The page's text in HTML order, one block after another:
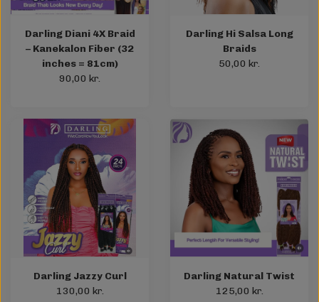
Darling Diani 4X Braid
– Kanekalon Fiber (32
inches = 81cm)
90,00 kr.
Darling Hi Salsa Long
Braids
50,00 kr.
Darling Jazzy Curl
130,00 kr.
Darling Natural Twist
125,00 kr.